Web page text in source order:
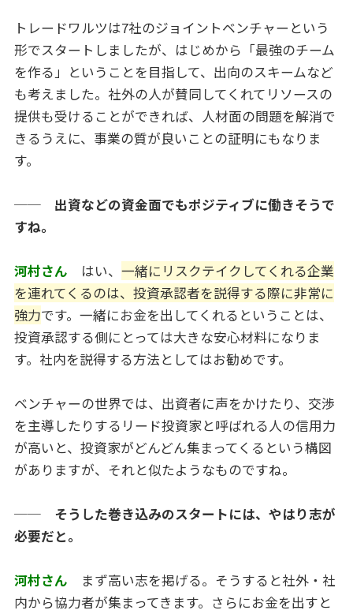
トレードワルツは7社のジョイントベンチャーという
形でスタートしましたが、はじめから「最強のチーム
を作る」ということを目指して、出向のスキームなど
も考えました。社外の人が賛同してくれてリソースの
提供も受けることができれば、人材面の問題を解消で
きるうえに、事業の質が良いことの証明にもなりま
す。
── 出資などの資金面でもポジティブに働きそうで
すね。
河村さん はい、 一緒にリスクテイクしてくれる企業
を連れてくるのは、投資承認者を説得する際に非常に
強力です。一緒にお金を出してくれるということは、
投資承認する側にとっては大きな安心材料になりま
す。社内を説得する方法としてはお勧めです。
ベンチャーの世界では、出資者に声をかけたり、交渉
を主導したりするリード投資家と呼ばれる人の信用力
が高いと、投資家がどんどん集まってくるという構図
がありますが、それと似たようなものですね。
── そうした巻き込みのスタートには、やはり志が
必要だと。
河村さん まず高い志を掲げる。そうすると社外・社
内から協力者が集まってきます。さらにお金を出すと